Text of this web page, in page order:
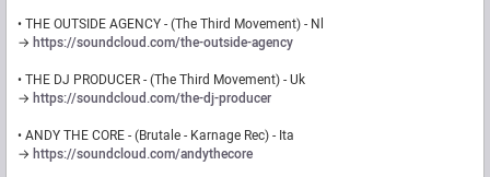
• THE OUTSIDE AGENCY - (The Third Movement) - Nl
→ https://soundcloud.com/the-outside-agency
• THE DJ PRODUCER - (The Third Movement) - Uk
→ https://soundcloud.com/the-dj-producer
• ANDY THE CORE - (Brutale - Karnage Rec) - Ita
→ https://soundcloud.com/andythecore